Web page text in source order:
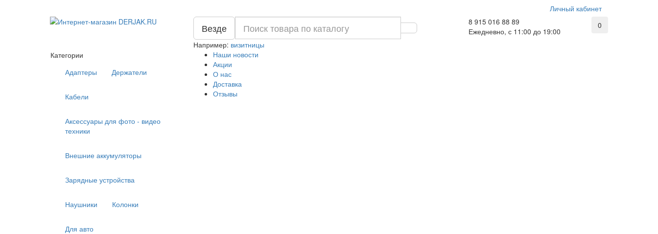
Личный кабинет
8 915 016 88 89
Ежедневно, с 11:00 до 19:00
0
Везде
Например: визитницы
Наши новости
Акции
О нас
Доставка
Отзывы
Категории
Адаптеры
Держатели
Кабели
Аксессуары для фото - видео
техники
Внешние аккумуляторы
Зарядные устройства
Наушники Колонки
Для авто